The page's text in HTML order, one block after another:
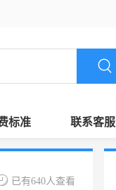
标准 联系客服
已有640人查看